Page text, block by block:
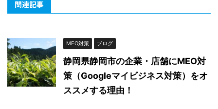
関連記事
MEO対策 ブログ
静岡県静岡市の企業・店舗にMEO対
策（Googleマイビジネス対策）をオ
ススメする理由！